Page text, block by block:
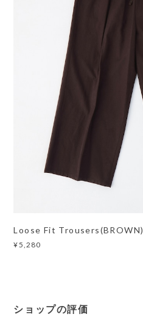
Loose Fit Trousers(BROWN)
¥5,280
ショップの評価